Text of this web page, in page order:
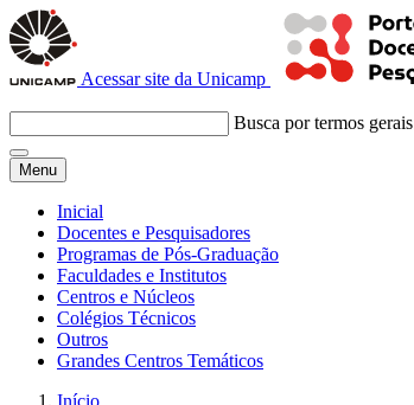
Acessar site da Unicamp
Busca por termos gerais
Menu
Inicial
Docentes e Pesquisadores
Programas de Pós-Graduação
Faculdades e Institutos
Centros e Núcleos
Colégios Técnicos
Outros
Grandes Centros Temáticos
Início